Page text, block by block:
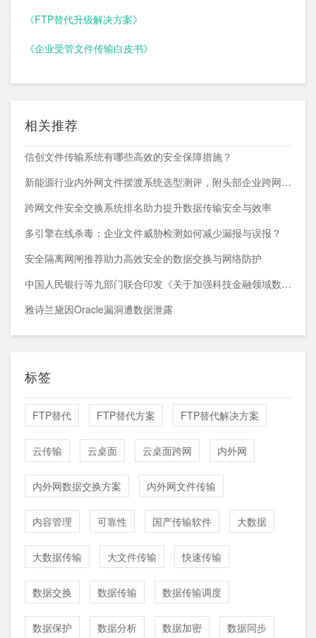
《FTP替代升级解决方案》
《企业受管文件传输白皮书》
相关推荐
信创文件传输系统有哪些高效的安全保障措施？
新能源行业内外网文件摆渡系统选型测评，附头部企业跨网部署案例
跨网文件安全交换系统排名助力提升数据传输安全与效率
多引擎在线杀毒：企业文件威胁检测如何减少漏报与误报？
安全隔离网闸推荐助力高效安全的数据交换与网络防护
中国人民银行等九部门联合印发《关于加强科技金融领域数据开发利用的通知》
雅诗兰黛因Oracle漏洞遭数据泄露
标签
FTP替代 FTP替代方案 FTP替代解决方案
云传输 云桌面 云桌面跨网 内外网
内外网数据交换方案 内外网文件传输
内容管理 可靠性 国产传输软件 大数据
大数据传输 大文件传输 快速传输
数据交换 数据传输 数据传输调度
数据保护 数据分析 数据加密 数据同步